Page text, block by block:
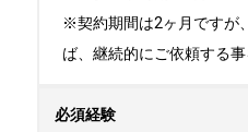
※契約期間は2ヶ月ですが
ば、継続的にご依頼する事
必須経験